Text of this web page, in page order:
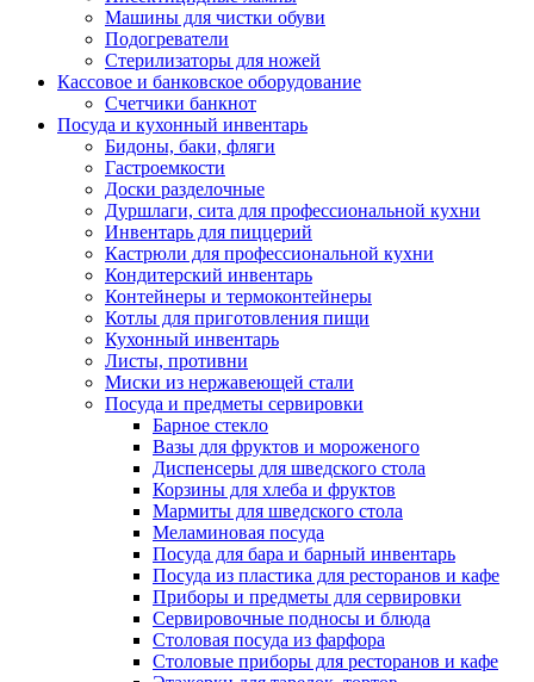
Машины для чистки обуви
Подогреватели
Стерилизаторы для ножей
Кассовое и банковское оборудование
Счетчики банкнот
Посуда и кухонный инвентарь
Бидоны, баки, фляги
Гастроемкости
Доски разделочные
Дуршлаги, сита для профессиональной кухни
Инвентарь для пиццерий
Кастрюли для профессиональной кухни
Кондитерский инвентарь
Контейнеры и термоконтейнеры
Котлы для приготовления пищи
Кухонный инвентарь
Листы, противни
Миски из нержавеющей стали
Посуда и предметы сервировки
Барное стекло
Вазы для фруктов и мороженого
Диспенсеры для шведского стола
Корзины для хлеба и фруктов
Мармиты для шведского стола
Меламиновая посуда
Посуда для бара и барный инвентарь
Посуда из пластика для ресторанов и кафе
Приборы и предметы для сервировки
Сервировочные подносы и блюда
Столовая посуда из фарфора
Столовые приборы для ресторанов и кафе